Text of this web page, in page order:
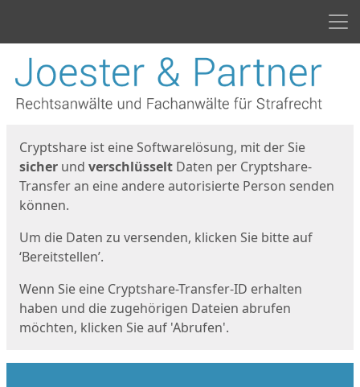
Start
Cryptshare ist eine Softwarelösung, mit der Sie
sicher und verschlüsselt Daten per Cryptshare-
Transfer an eine andere autorisierte Person senden
können.
Um die Daten zu versenden, klicken Sie bitte auf
‘Bereitstellen’.
Wenn Sie eine Cryptshare-Transfer-ID erhalten
haben und die zugehörigen Dateien abrufen
möchten, klicken Sie auf 'Abrufen'.